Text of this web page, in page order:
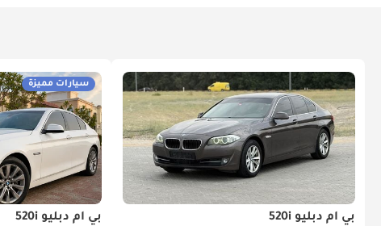
بي أم دبليو 520i
سيارات مميزة
بي أم دبليو 520i